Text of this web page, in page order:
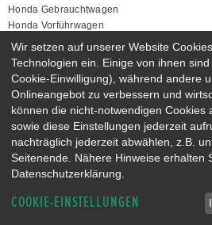
Honda Gebrauchtwagen
Honda Vorführwagen
Gesamtbestand
NEUWAGENMODELLE
HONDA JAZZ E:HEV
HONDA PRELUDE E:HEV
HONDA ZR-V E:HEV
HONDA
Wir setzen auf unserer Website
Technologien ein. Einige von ihnen
Cookie-Einwilligung), während andere
Onlineangebot zu verbessern und
können die nicht-notwendigen Cookies
sowie diese Einstellungen jederzeit
nachträglich jederzeit abwählen, z.B.
Seitenende. Nähere Hinweise erhalten
Datenschutzerklärung.
COOKIE-EINSTELLUNGEN